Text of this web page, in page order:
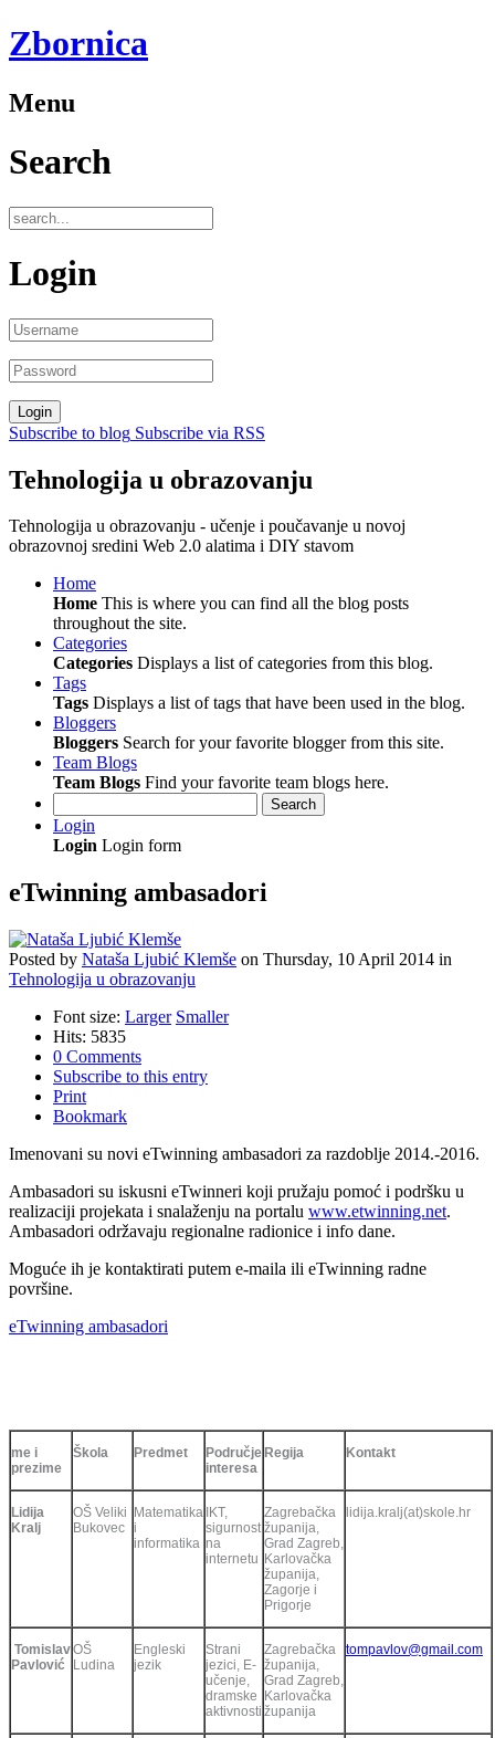
Zbornica
Menu
Search
Login
Subscribe to blog Subscribe via RSS
Tehnologija u obrazovanju
Tehnologija u obrazovanju - učenje i poučavanje u novoj
obrazovnoj sredini Web 2.0 alatima i DIY stavom
Home
Home This is where you can find all the blog posts
throughout the site.
Categories
Categories Displays a list of categories from this blog.
Tags
Tags Displays a list of tags that have been used in the blog.
Bloggers
Bloggers Search for your favorite blogger from this site.
Team Blogs
Team Blogs Find your favorite team blogs here.
Search
Login
Login Login form
eTwinning ambasadori
Posted by Nataša Ljubić Klemše on Thursday, 10 April 2014 in
Tehnologija u obrazovanju
Font size: Larger Smaller
Hits: 5835
0 Comments
Subscribe to this entry
Print
Bookmark
Imenovani su novi eTwinning ambasadori za razdoblje 2014.-2016.
Ambasadori su iskusni eTwinneri koji pružaju pomoć i podršku u
realizaciji projekata i snalaženju na portalu www.etwinning.net.
Ambasadori održavaju regionalne radionice i info dane.
Moguće ih je kontaktirati putem e-maila ili eTwinning radne
površine.
eTwinning ambasadori
me i
prezime
Škola Predmet
Područje
interesa
Regija Kontakt
Lidija
Kralj
OŠ Veliki
Bukovec
Matematika
i
informatika
IKT,
sigurnost
na
internetu
Zagrebačka
županija,
Grad Zagreb,
Karlovačka
županija,
Zagorje i
Prigorje
lidija.kralj(at)skole.hr
Tomislav
Pavlović
OŠ
Ludina
Engleski
jezik
Strani
jezici, E-
učenje,
dramske
aktivnosti
Zagrebačka
županija,
Grad Zagreb,
Karlovačka
županija
tompavlov@gmail.com